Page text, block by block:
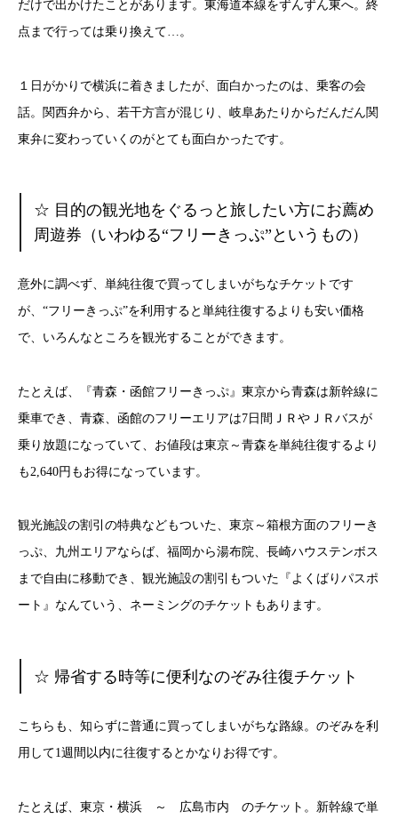
だけで出かけたことがあります。東海道本線をずんずん東へ。終
点まで行っては乗り換えて…。
１日がかりで横浜に着きましたが、面白かったのは、乗客の会
話。関西弁から、若干方言が混じり、岐阜あたりからだんだん関
東弁に変わっていくのがとても面白かったです。
☆ 目的の観光地をぐるっと旅したい方にお薦め
周遊券（いわゆる“フリーきっぷ”というもの）
意外に調べず、単純往復で買ってしまいがちなチケットです
が、“フリーきっぷ”を利用すると単純往復するよりも安い価格
で、いろんなところを観光することができます。
たとえば、『青森・函館フリーきっぷ』東京から青森は新幹線に
乗車でき、青森、函館のフリーエリアは7日間ＪＲやＪＲバスが
乗り放題になっていて、お値段は東京～青森を単純往復するより
も2,640円もお得になっています。
観光施設の割引の特典などもついた、東京～箱根方面のフリーき
っぷ、九州エリアならば、福岡から湯布院、長崎ハウステンボス
まで自由に移動でき、観光施設の割引もついた『よくばりパスポ
ート』なんていう、ネーミングのチケットもあります。
☆ 帰省する時等に便利なのぞみ往復チケット
こちらも、知らずに普通に買ってしまいがちな路線。のぞみを利
用して1週間以内に往復するとかなりお得です。
たとえば、東京・横浜 ～ 広島市内 のチケット。新幹線で単